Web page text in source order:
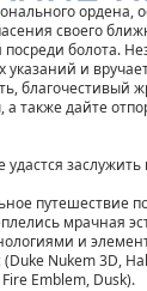
ордена,
своего
болота.
указаний и
благочестивый
а также дайте
заслужить
путешествие
мрачная
и
Nukem 3D,
Emblem, Dusk).